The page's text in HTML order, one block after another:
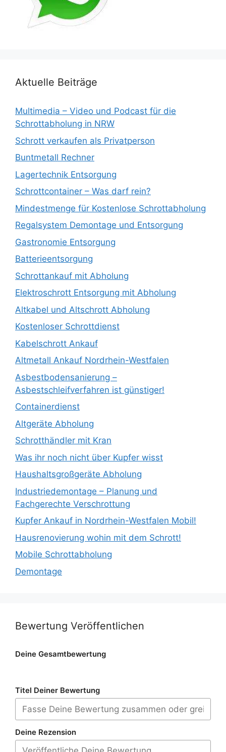
Aktuelle Beiträge
Multimedia – Video und Podcast für die
Schrottabholung in NRW
Schrott verkaufen als Privatperson
Buntmetall Rechner
Lagertechnik Entsorgung
Schrottcontainer – Was darf rein?
Mindestmenge für Kostenlose Schrottabholung
Regalsystem Demontage und Entsorgung
Gastronomie Entsorgung
Batterieentsorgung
Schrottankauf mit Abholung
Elektroschrott Entsorgung mit Abholung
Altkabel und Altschrott Abholung
Kostenloser Schrottdienst
Kabelschrott Ankauf
Altmetall Ankauf Nordrhein-Westfalen
Asbestbodensanierung –
Asbestschleifverfahren ist günstiger!
Containerdienst
Altgeräte Abholung
Schrotthändler mit Kran
Was ihr noch nicht über Kupfer wisst
Haushaltsgroßgeräte Abholung
Industriedemontage – Planung und
Fachgerechte Verschrottung
Kupfer Ankauf in Nordrhein-Westfalen Mobil!
Hausrenovierung wohin mit dem Schrott!
Mobile Schrottabholung
Demontage
Bewertung Veröffentlichen
Deine Gesamtbewertung
Titel Deiner Bewertung
Deine Rezension